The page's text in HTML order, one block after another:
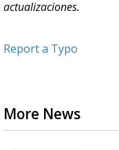
actualizaciones.
Report a Typo
More News